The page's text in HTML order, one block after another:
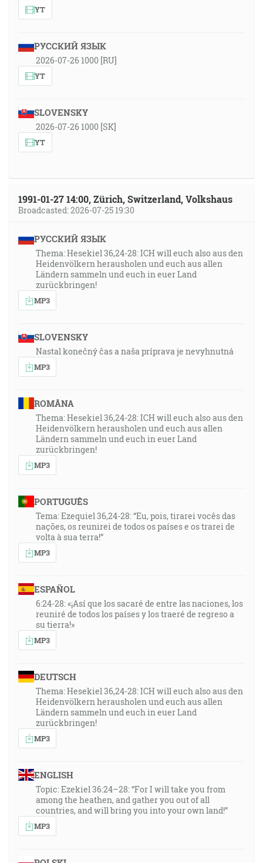
YT
РУССКИЙ ЯЗЫК
2026-07-26 1000 [RU]
YT
SLOVENSKY
2026-07-26 1000 [SK]
YT
1991-01-27 14:00, Zürich, Switzerland, Volkshaus
Broadcasted: 2026-07-25 19:30
РУССКИЙ ЯЗЫК
Thema: Hesekiel 36,24-28: ICH will euch also aus den
Heidenvölkern herausholen und euch aus allen
Ländern sammeln und euch in euer Land
zurückbringen!
MP3
SLOVENSKY
Nastal konečný čas a naša príprava je nevyhnutná
MP3
ROMÂNA
Thema: Hesekiel 36,24-28: ICH will euch also aus den
Heidenvölkern herausholen und euch aus allen
Ländern sammeln und euch in euer Land
zurückbringen!
MP3
PORTUGUÊS
Tema: Ezequiel 36,24-28: “Eu, pois, tirarei vocês das
nações, os reunirei de todos os países e os trarei de
volta à sua terra!”
MP3
ESPAÑOL
6:24-28: «¡Así que los sacaré de entre las naciones, los
reuniré de todos los países y los traeré de regreso a
su tierra!»
MP3
DEUTSCH
Thema: Hesekiel 36,24-28: ICH will euch also aus den
Heidenvölkern herausholen und euch aus allen
Ländern sammeln und euch in euer Land
zurückbringen!
MP3
ENGLISH
Topic: Ezekiel 36:24–28: “For I will take you from
among the heathen, and gather you out of all
countries, and will bring you into your own land!”
MP3